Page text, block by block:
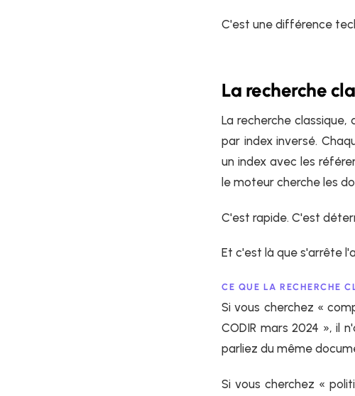
C'est une différence
La recherche
La recherche
par index inversé.
un index avec les
le moteur cherche les
C'est rapide. C'est
Et c'est là que s'arrête
CE QUE LA RECHERCHE
Si vous cherchez «
CODIR mars 2024 », il
parliez du même
Si vous cherchez «